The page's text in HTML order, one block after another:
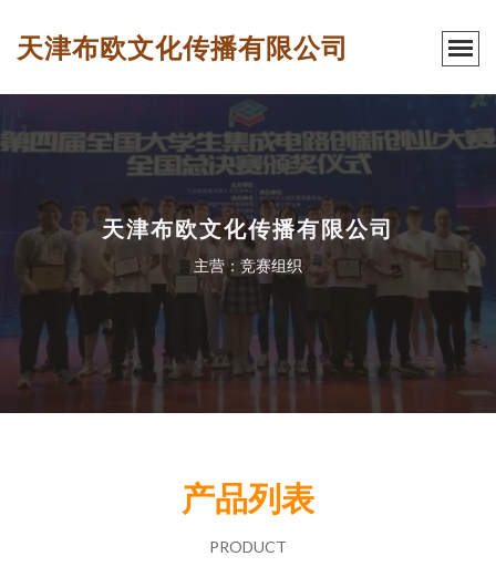
天津布欧文化传播有限公司
天津布欧文化传播有限公司
主营：竞赛组织
产品列表
PRODUCT